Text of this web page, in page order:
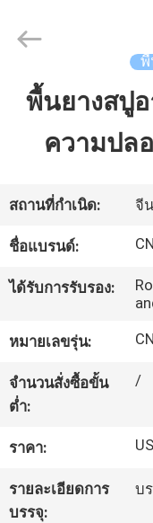
บ้าน
เกี่ยว
กับ
ทัวร์
ควบคุม
Materials
Reserved.
พื้
พื้นยางสปู
ความปล
สถานที่กำเนิด: จีน
ชื่อแบรนด์:
ได้รับการรับรอง:
หมายเลขรุ่น:
จำนวนสั่งซื้อขั้น
ต่ำ:
/
ราคา:
รายละเอียดการ
บรรจุ:
บ